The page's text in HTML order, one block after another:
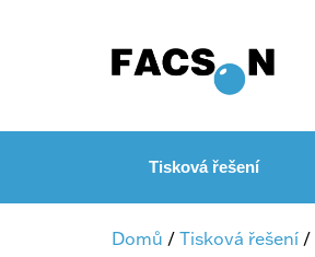
Tisková řešení
Domů /Tisková řešení /